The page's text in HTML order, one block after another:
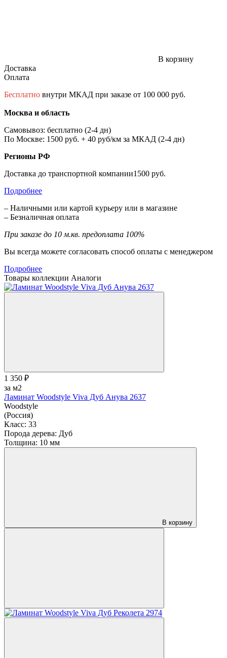
В корзину
Доставка
Оплата
Бесплатно внутри МКАД при заказе от 100 000 руб.
Москва и область
Самовывоз: бесплатно (2-4 дн)
По Москве: 1500 руб. + 40 руб/км за МКАД (2-4 дн)
Регионы РФ
Доставка до транспортной компании1500 руб.
Подробнее
– Наличными или картой курьеру или в магазине
– Безналичная оплата
При заказе до 10 м.кв. предоплата 100%
Вы всегда можете согласовать способ оплаты с менеджером
Подробнее
Товары коллекции Аналоги
1 350 ₽
за м2
Ламинат Woodstyle Viva Дуб Анува 2637
Woodstyle
(Россия)
Класс: 33
Порода дерева: Дуб
Толщина: 10 мм
В корзину